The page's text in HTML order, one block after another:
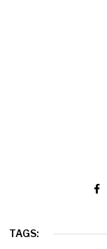
TAGS: